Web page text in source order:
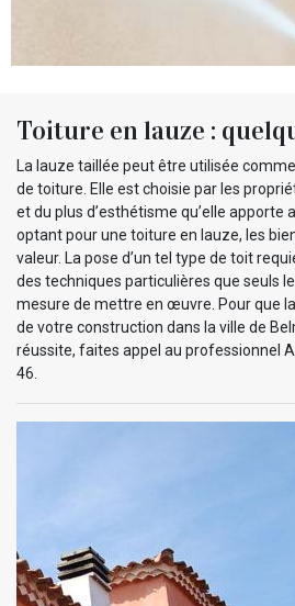
Toiture en lauze :
La lauze taillée peut être utilisée
de toiture. Elle est choisie par les
et du plus d’esthétisme qu’elle apporte
optant pour une toiture en lauze, les
valeur. La pose d’un tel type de toit
des techniques particulières que seuls
mesure de mettre en œuvre. Pour que
de votre construction dans la ville de
réussite, faites appel au professionnel
46.